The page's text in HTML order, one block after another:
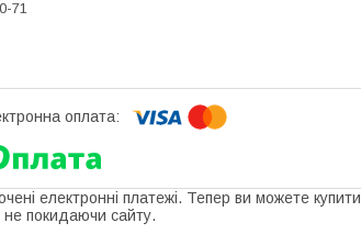
71
електронні платежі. Тепер ви можете купити
покидаючи сайту.